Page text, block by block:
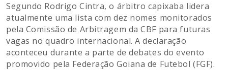
Segundo Rodrigo Cintra, o árbitro capixaba lidera
atualmente uma lista com dez nomes monitorados
pela Comissão de Arbitragem da CBF para futuras
vagas no quadro internacional. A declaração
aconteceu durante a parte de debates do evento
promovido pela Federação Goiana de Futebol (FGF).